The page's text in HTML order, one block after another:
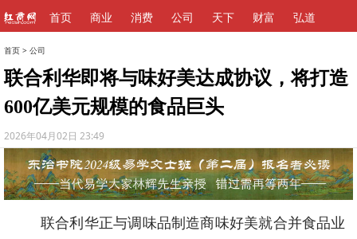
首页 商业 消费 公司 天下 财富 弘道
首页 > 公司
联合利华即将与味好美达成协议，将打造
600亿美元规模的食品巨头
2026年04月02日 23:49
联合利华正与调味品制造商味好美就合并食品业